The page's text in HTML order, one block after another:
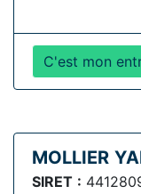
C'est mon
MOLLIER
SIRET :